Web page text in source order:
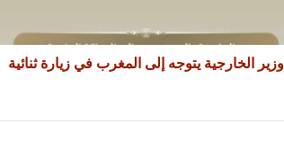
وزير الخارجية يتوجه إلى المغرب في زيارة ثنائية